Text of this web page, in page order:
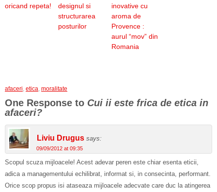
oricand repeta!
designul si
structurarea
posturilor
inovative cu
aroma de
Provence :
aurul “mov” din
Romania
afaceri, etica, moralitate
One Response to Cui ii este frica de etica in
afaceri?
Liviu Drugus says:
09/09/2012 at 09:35
Scopul scuza mijloacele! Acest adevar peren este chiar esenta eticii,
adica a managementului echilibrat, informat si, in consecinta, performant.
Orice scop propus isi ataseaza mijloacele adecvate care duc la atingerea